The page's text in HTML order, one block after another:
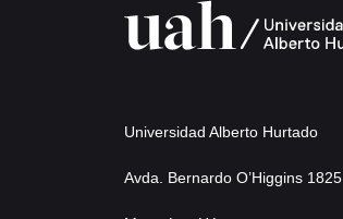
Universidad Alberto Hurtado
Avda. Bernardo O’Higgins 1825